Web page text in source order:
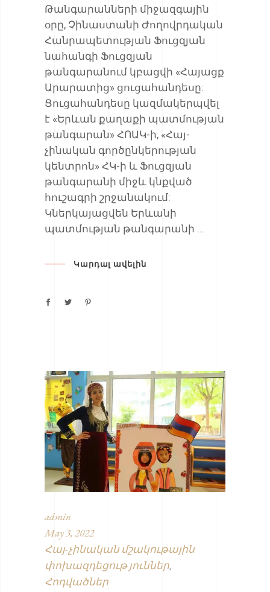
Թանգարանների միջազգային
օրը, Չինաստանի Ժողովրդական
Հանրապետության Ֆուցզյան
նահանգի Ֆուցզյան
թանգարանում կբացվի «Հայացք
Արարատից» ցուցահանդեսը:
Ցուցահանդեսը կազմակերպվել
է «Երևան քաղաքի պատմության
թանգարան» ՀՈԱԿ-ի, «Հայ-
չինական գործընկերության
կենտրոն» ՀԿ-ի և Ֆուցզյան
թանգարանի միջև կնքված
հուշագրի շրջանակում:
Կներկայացվեն Երևանի
պատմության թանգարանի
Կարդալ ավելին
admin
May 3, 2022
Հայ-չինական մշակութային
փոխազդեցութ յուններ
Հոդվածներ